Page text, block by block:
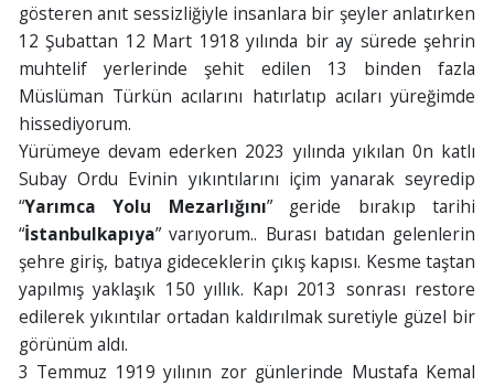
gösteren anıt sessizliğiyle insanlara bir şeyler anlatırken
12 Şubattan 12 Mart 1918 yılında bir ay sürede şehrin
muhtelif yerlerinde şehit edilen 13 binden fazla
Müslüman Türkün acılarını hatırlatıp acıları yüreğimde
hissediyorum.
Yürümeye devam ederken 2023 yılında yıkılan 0n katlı
Subay Ordu Evinin yıkıntılarını içim yanarak seyredip
“Yarımca Yolu Mezarlığını” geride bırakıp tarihi
“İstanbulkapıya” varıyorum.. Burası batıdan gelenlerin
şehre giriş, batıya gideceklerin çıkış kapısı. Kesme taştan
yapılmış yaklaşık 150 yıllık. Kapı 2013 sonrası restore
edilerek yıkıntılar ortadan kaldırılmak suretiyle güzel bir
görünüm aldı.
3 Temmuz 1919 yılının zor günlerinde Mustafa Kemal